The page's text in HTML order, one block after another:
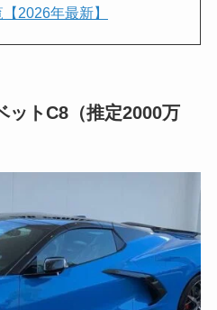
2026年最新】
ットC8（推定2000万